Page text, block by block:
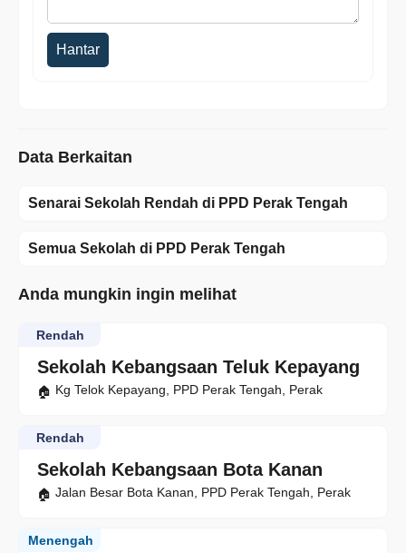
Hantar
Data Berkaitan
Senarai Sekolah Rendah di PPD Perak Tengah
Semua Sekolah di PPD Perak Tengah
Anda mungkin ingin melihat
Sekolah Kebangsaan Teluk Kepayang
Rendah
Kg Telok Kepayang, PPD Perak Tengah, Perak
Sekolah Kebangsaan Bota Kanan
Rendah
Jalan Besar Bota Kanan, PPD Perak Tengah, Perak
Menengah